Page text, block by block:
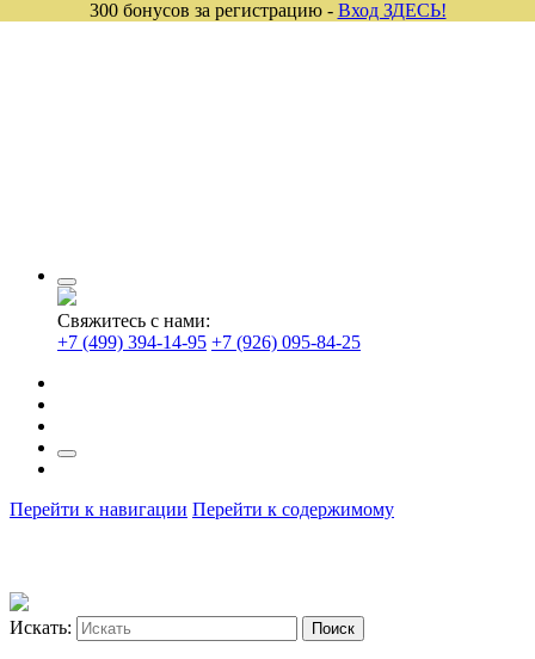
Свяжитесь с нами:
+7 (499) 394-14-95 +7 (926) 095-84-25
Перейти к навигации Перейти к содержимому
Искать:
300 бонусов за регистрацию - Вход ЗДЕСЬ!